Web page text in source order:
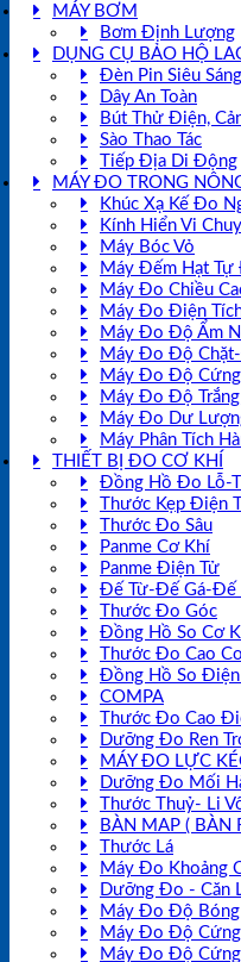
MÁY BƠM
Bơm Định Lượng
DỤNG CỤ BẢO HỘ
Đèn Pin Siêu Sáng
Dây An Toàn
Bút Thử Điện,
Sào Thao Tác
Tiếp Địa Di Động
MÁY ĐO TRONG
Khúc Xạ Kế Đo
Kính Hiển Vi
Máy Bóc Vỏ
Máy Đếm Hạt Tự
Máy Đo Chiều
Máy Đo Điện
Máy Đo Độ Ẩm
Máy Đo Độ
Máy Đo Độ Cứng
Máy Đo Độ
Máy Đo Dư
Máy Phân Tích
THIẾT BỊ ĐO CƠ KHÍ
Đồng Hồ Đo Lỗ-
Thước Kẹp Điện
Thước Đo Sâu
Panme Cơ Khí
Panme Điện Tử
Đế Từ-Đế Gá-Đế
Thước Đo Góc
Đồng Hồ So Cơ
Thước Đo Cao
Đồng Hồ So Điện
COMPA
Thước Đo Cao
Dưỡng Đo Ren
MÁY ĐO LỰC
Dưỡng Đo Mối
Thước Thuỷ- Li
BÀN MAP ( BÀN
Thước Lá
Máy Đo Khoảng
Dưỡng Đo - Căn
Máy Đo Độ Bóng
Máy Đo Độ Cứng
Máy Đo Độ Cứng